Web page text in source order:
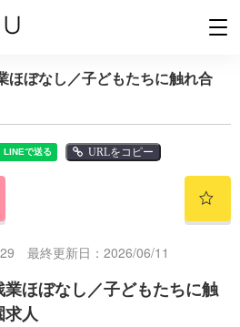
ほぼなし／子どもたちに触れ合
URLをコピー
最終更新日：2026/06/11
業ほぼなし／子どもたちに触
求人